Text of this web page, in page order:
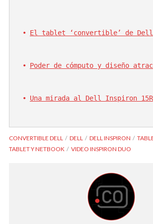
El tablet ‘convertible’ de Dell
Poder de cómputo y diseño
Una mirada al Dell Inspiron 15R
CONVERTIBLE DELL DELL DELL INSPIRON
TABLET Y NETBOOK
VIDEO INSPIRON DUO